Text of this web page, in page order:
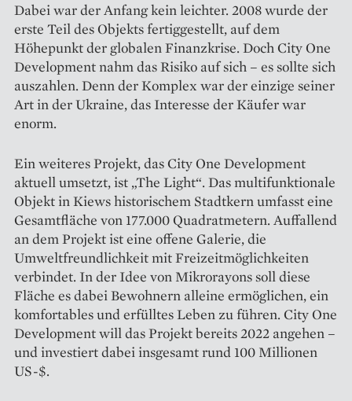
Dabei war der Anfang kein leichter. 2008 wurde der
erste Teil des Objekts fertiggestellt, auf dem
Höhepunkt der globalen Finanzkrise. Doch City One
Development nahm das Risiko auf sich – es sollte sich
auszahlen. Denn der Komplex war der einzige seiner
Art in der Ukraine, das Interesse der Käufer war
enorm.
Ein weiteres Projekt, das City One Development
aktuell umsetzt, ist „The Light“. Das multifunktionale
Objekt in Kiews historischem Stadtkern umfasst eine
Gesamtfläche von 177.000 Quadratmetern. Auffallend
an dem Projekt ist eine offene Galerie, die
Umweltfreundlichkeit mit Freizeitmöglichkeiten
verbindet. In der Idee von Mikrorayons soll diese
Fläche es dabei Bewohnern alleine ermöglichen, ein
komfortables und erfülltes Leben zu führen. City One
Development will das Projekt bereits 2022 angehen –
und investiert dabei insgesamt rund 100 Millionen
US-$.